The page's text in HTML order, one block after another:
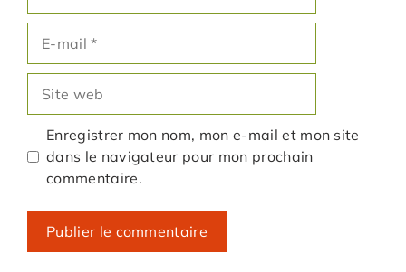
mail
web
Enregistrer mon nom, mon e-mail et mon site
dans le navigateur pour mon prochain
commentaire.